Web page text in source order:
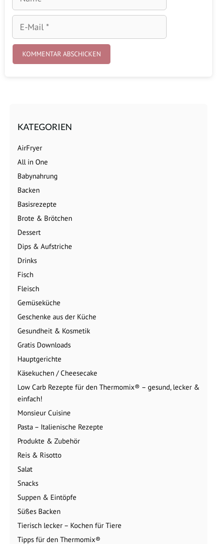
Mail
KATEGORIEN
AirFryer
All in One
Babynahrung
Backen
Basisrezepte
Brote & Brötchen
Dessert
Dips & Aufstriche
Drinks
Fisch
Fleisch
Gemüseküche
Geschenke aus der Küche
Gesundheit & Kosmetik
Gratis Downloads
Hauptgerichte
Käsekuchen / Cheesecake
Low Carb Rezepte für den Thermomix® – gesund, lecker &
einfach!
Monsieur Cuisine
Pasta – Italienische Rezepte
Produkte & Zubehör
Reis & Risotto
Salat
Snacks
Suppen & Eintöpfe
Süßes Backen
Tierisch lecker – Kochen für Tiere
Tipps für den Thermomix®